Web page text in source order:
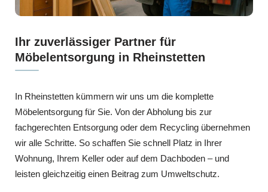
Ihr zuverlässiger Partner für
Möbelentsorgung in Rheinstetten
In Rheinstetten kümmern wir uns um die komplette
Möbelentsorgung für Sie. Von der Abholung bis zur
fachgerechten Entsorgung oder dem Recycling übernehmen
wir alle Schritte. So schaffen Sie schnell Platz in Ihrer
Wohnung, Ihrem Keller oder auf dem Dachboden – und
leisten gleichzeitig einen Beitrag zum Umweltschutz.